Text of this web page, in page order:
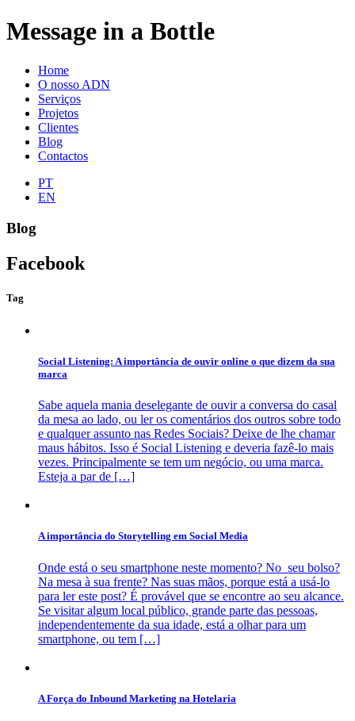
Message in a Bottle
Home
O nosso ADN
Serviços
Projetos
Clientes
Blog
Contactos
PT
EN
Blog
Facebook
Tag
Social Listening: A importância de ouvir online o que dizem da sua
marca
Sabe aquela mania deselegante de ouvir a conversa do casal
da mesa ao lado, ou ler os comentários dos outros sobre todo
e qualquer assunto nas Redes Sociais? Deixe de lhe chamar
maus hábitos. Isso é Social Listening e deveria fazê-lo mais
vezes. Principalmente se tem um negócio, ou uma marca.
Esteja a par de […]
A importância do Storytelling em Social Media
Onde está o seu smartphone neste momento? No seu bolso?
Na mesa à sua frente? Nas suas mãos, porque está a usá-lo
para ler este post? É provável que se encontre ao seu alcance.
Se visitar algum local público, grande parte das pessoas,
independentemente da sua idade, está a olhar para um
smartphone, ou tem […]
A Força do Inbound Marketing na Hotelaria